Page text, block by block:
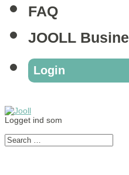
FAQ
JOOLL
Login
Logget ind som